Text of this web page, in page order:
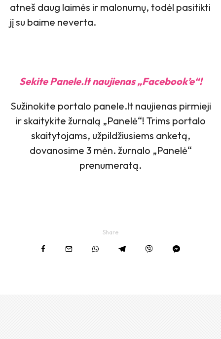
atneš daug laimės ir malonumų, todėl pasitikti
jį su baime neverta.
Sekite Panele.lt naujienas „Facebook’e“!
Sužinokite portalo panele.lt naujienas pirmieji
ir skaitykite žurnalą „Panelė“! Trims portalo
skaitytojams, užpildžiusiems anketą,
dovanosime 3 mėn. žurnalo „Panelė“
prenumeratą.
Share